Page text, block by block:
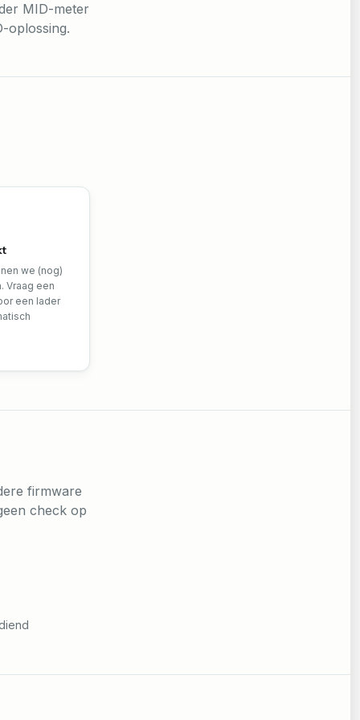
MID-meter
oplossing.
we (nog)
Vraag een
een lader
firmware
check op